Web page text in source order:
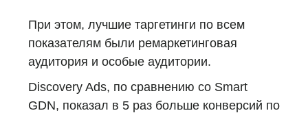
При этом, лучшие таргетинги по всем
показателям были ремаркетинговая
аудитория и особые аудитории.
Discovery Ads, по сравнению со Smart
GDN, показал в 5 раз больше конверсий по